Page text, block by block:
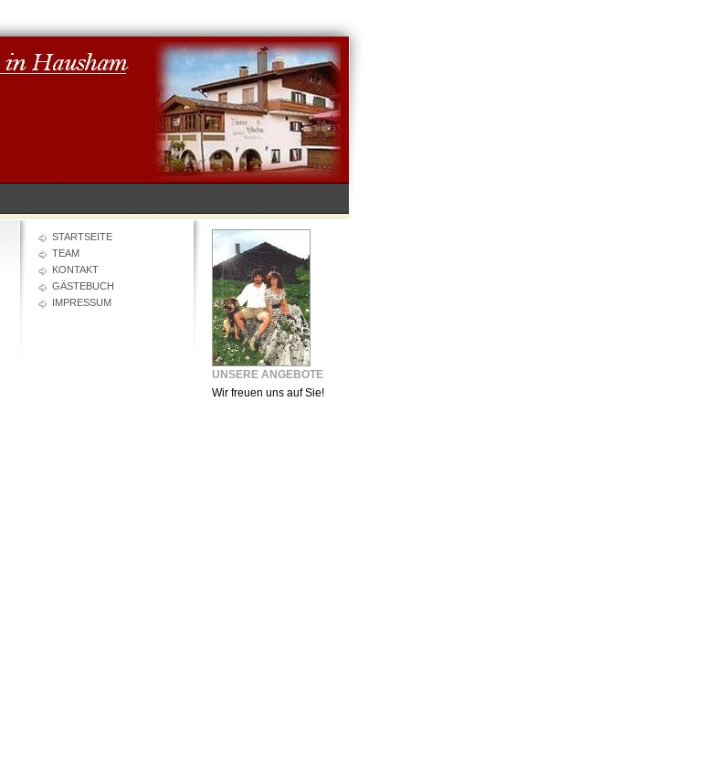
STARTSEITE
TEAM
KONTAKT
GÄSTEBUCH
IMPRESSUM
UNSERE ANGEBOTE
Wir freuen uns auf Sie!